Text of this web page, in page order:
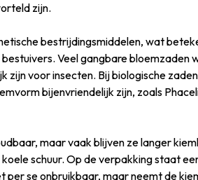
zijn.
bestrijdingsmiddelen, wat
Veel gangbare bloemzaden
zijn voor insecten. Bij biologische
bijenvriendelijk zijn, zoals
maar vaak blijven ze langer
schuur. Op de verpakking staat
se onbruikbaar, maar neemt de